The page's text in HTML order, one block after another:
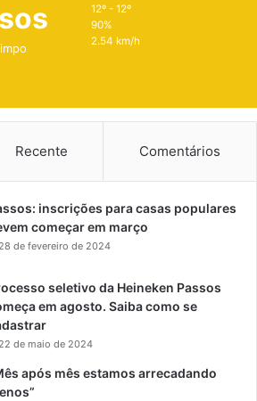
12º - 12º
90%
2.54 km/h
Recente Comentários
inscrições para casas populares
começar em março
28 de fevereiro de 2024
seletivo da Heineken Passos
em agosto. Saiba como se
22 de maio de 2024
após mês estamos arrecadando